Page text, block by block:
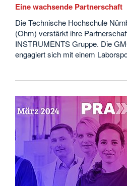
Eine wachsende Partnerschaft
Die Technische Hochschule
(Ohm) verstärkt ihre
INSTRUMENTS Gruppe. Die
engagiert sich mit einem